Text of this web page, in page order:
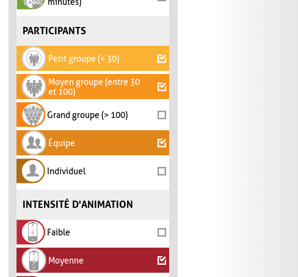
minutes)
PARTICIPANTS
Petit groupe (< 30)
Moyen groupe (entre 30
et 100)
Grand groupe (> 100)
Équipe
Individuel
INTENSITÉ D'ANIMATION
Faible
Moyenne